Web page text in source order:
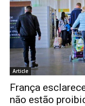
Article
França
não estão